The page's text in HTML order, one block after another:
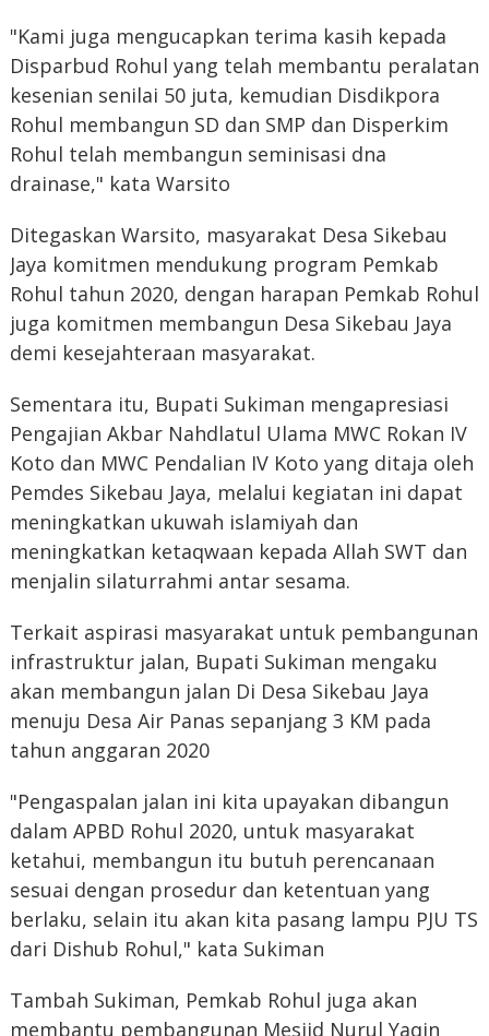
"Kami juga mengucapkan terima kasih kepada
Disparbud Rohul yang telah membantu peralatan
kesenian senilai 50 juta, kemudian Disdikpora
Rohul membangun SD dan SMP dan Disperkim
Rohul telah membangun seminisasi dna
drainase," kata Warsito
Ditegaskan Warsito, masyarakat Desa Sikebau
Jaya komitmen mendukung program Pemkab
Rohul tahun 2020, dengan harapan Pemkab Rohul
juga komitmen membangun Desa Sikebau Jaya
demi kesejahteraan masyarakat.
Sementara itu, Bupati Sukiman mengapresiasi
Pengajian Akbar Nahdlatul Ulama MWC Rokan IV
Koto dan MWC Pendalian IV Koto yang ditaja oleh
Pemdes Sikebau Jaya, melalui kegiatan ini dapat
meningkatkan ukuwah islamiyah dan
meningkatkan ketaqwaan kepada Allah SWT dan
menjalin silaturrahmi antar sesama.
Terkait aspirasi masyarakat untuk pembangunan
infrastruktur jalan, Bupati Sukiman mengaku
akan membangun jalan Di Desa Sikebau Jaya
menuju Desa Air Panas sepanjang 3 KM pada
tahun anggaran 2020
"Pengaspalan jalan ini kita upayakan dibangun
dalam APBD Rohul 2020, untuk masyarakat
ketahui, membangun itu butuh perencanaan
sesuai dengan prosedur dan ketentuan yang
berlaku, selain itu akan kita pasang lampu PJU TS
dari Dishub Rohul," kata Sukiman
Tambah Sukiman, Pemkab Rohul juga akan
membantu pembangunan Mesjid Nurul Yaqin